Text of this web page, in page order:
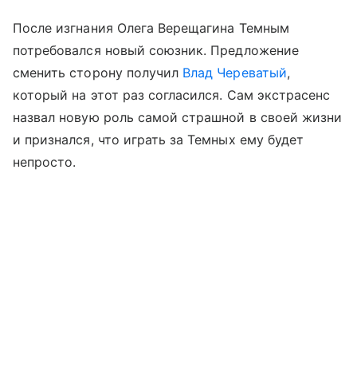
После изгнания Олега Верещагина Темным
потребовался новый союзник. Предложение
сменить сторону получил Влад Череватый,
который на этот раз согласился. Сам экстрасенс
назвал новую роль самой страшной в своей жизни
и признался, что играть за Темных ему будет
непросто.